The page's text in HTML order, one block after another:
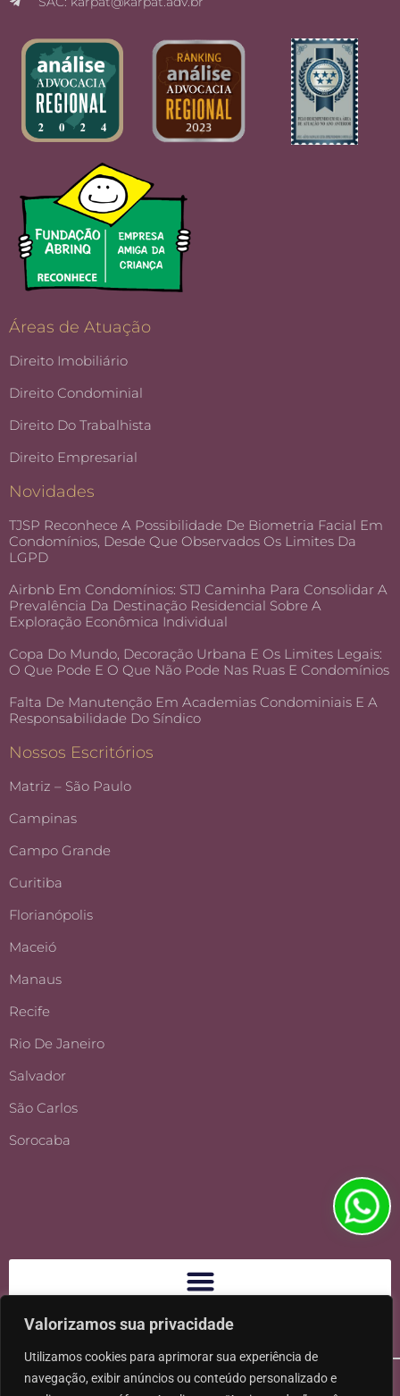
Valorizamos sua privacidade
Utilizamos cookies para aprimorar sua experiência de
navegação, exibir anúncios ou conteúdo personalizado e
Áreas de Atuação
Direito Imobiliário
Direito Condominial
Direito Do Trabalhista
Direito Empresarial
Novidades
TJSP Reconhece A Possibilidade De Biometria Facial Em
Condomínios, Desde Que Observados Os Limites Da
LGPD
Airbnb Em Condomínios: STJ Caminha Para Consolidar A
Prevalência Da Destinação Residencial Sobre A
Exploração Econômica Individual
Copa Do Mundo, Decoração Urbana E Os Limites Legais:
O Que Pode E O Que Não Pode Nas Ruas E Condomínios
Falta De Manutenção Em Academias Condominiais E A
Responsabilidade Do Síndico
Nossos Escritórios
Matriz – São Paulo
Campinas
Campo Grande
Curitiba
Florianópolis
Maceió
Manaus
Recife
Rio De Janeiro
Salvador
São Carlos
Sorocaba